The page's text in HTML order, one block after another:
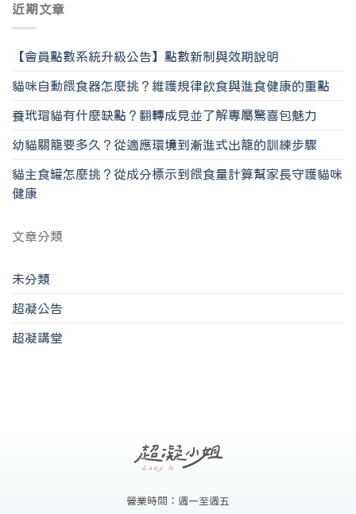
近期文章
【會員點數系統升級公告】點數新制與效期說明
貓咪自動餵食器怎麼挑？維護規律飲食與進食健康的重點
養玳瑁貓有什麼缺點？翻轉成見並了解專屬驚喜包魅力
幼貓關籠要多久？從適應環境到漸進式出籠的訓練步驟
貓主食罐怎麼挑？從成分標示到餵食量計算幫家長守護貓咪
健康
文章分類
未分類
超凝公告
超凝講堂
營業時間：週一至週五